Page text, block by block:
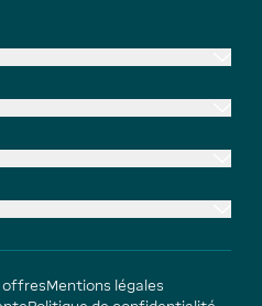
offresMentions légales